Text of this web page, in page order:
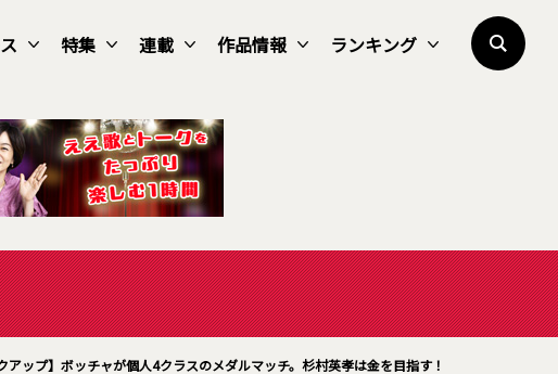
特集 連載 作品情報 ランキング
ップ】ボッチャが個人4クラスのメダルマッチ。杉村英孝は金を目指す！